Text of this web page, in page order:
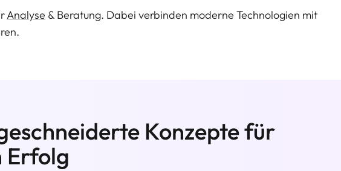
Analyse & Beratung. Dabei verbinden moderne Technologien mit
Konzepte für
Erfolg